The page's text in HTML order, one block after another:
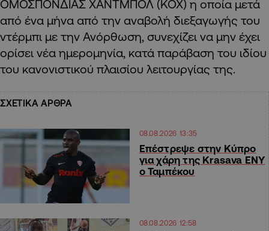
ΟΜΟΣΠΟΝΔΙΑΣ ΧΑΝΤΜΠΟΛ (ΚΟΧ) η οποία μετά
από ένα μήνα από την αναβολή διεξαγωγής του
ντέρμπι με την Ανόρθωση, συνεχίζει να μην έχει
ορίσει νέα ημερομηνία, κατά παράβαση του ιδίου
του κανονιστικού πλαισίου λειτουργίας της.
ΣΧΕΤΙΚΑ ΑΡΘΡΑ
08.08.2026 13:35
Επέστρεψε στην Κύπρο
για χάρη της Krasava ΕΝΥ
ο Ταμπέκου
08.08.2026 12:58